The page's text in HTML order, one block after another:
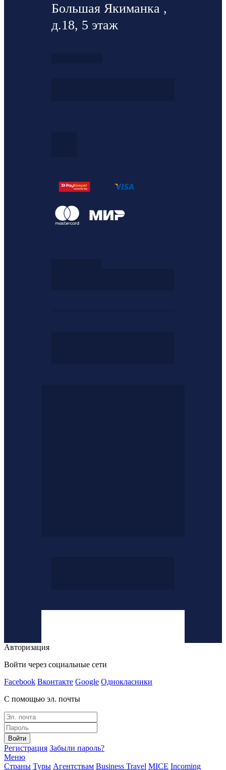
Большая Якиманка ,
д.18, 5 этаж
Авторизация
Войти через социальные сети
Facebook Вконтакте Google Однокласники
С помощью эл. почты
Войти
Регистрация Забыли пароль?
Меню
Страны Туры Агентствам Business Travel MICE Incoming